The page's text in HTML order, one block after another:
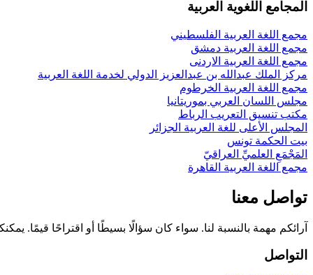
المجامع اللغوية العربية
مجمع اللغة العربية الفلسطيني
مجمع اللغة العربية دمشق
مجمع اللغة العربية الاردنى
مركز الملك عبدالله بن عبدالعزيز الدولي لخدمة اللغة العربية
مجمع اللغة العربية الخرطوم
مجلس اللسان العربي بموريتانيا
مكتب تنسيق التعريب الرباط
المجلس الأعلى للغة العربية الجزائر
بيت الحكمة تونس
المَجْمَعِ العلميِّ العراقيّ
مجمع اللغة العربية القاهرة
تواصل معنا
آرائكم مهمة بالنسبة لنا. سواء كان سؤالًا بسيطًا أو اقتراحًا قيمًا.
التواصل